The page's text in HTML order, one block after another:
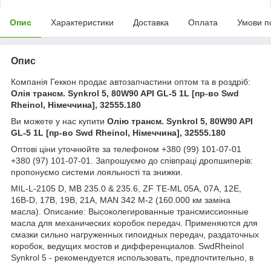
Опис Характеристики Доставка Оплата Умови
Опис
Компанія Геккон продає автозапчастини оптом та в роздріб:
Олія трансм. Synkrol 5, 80W90 API GL-5 1L [пр-во Swd
Rheinol, Німеччина], 32555.180
Ви можете у нас купити Олію трансм. Synkrol 5, 80W90 API
GL-5 1L [пр-во Swd Rheinol, Німеччина], 32555.180
Оптові ціни уточнюйте за телефоном +380 (99) 101-07-01
+380 (97) 101-07-01. Запрошуємо до співпраці дропшиперів:
пропонуємо системи лояльності та знижки.
MIL-L-2105 D, MB 235.0 & 235.6, ZF TE-ML 05A, 07A, 12E,
16B-D, 17B, 19B, 21A, MAN 342 M-2 (160.000 км заміна
масла). Описание: Высоколегированные трансмиссионные
масла для механических коробок передач. Применяются для
смазки сильно нагруженных гипоидных передач, раздаточных
коробок, ведущих мостов и дифференциалов. SwdRheinol
Synkrol 5 - рекомендуется использовать, предпочтительно, в